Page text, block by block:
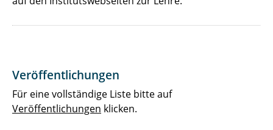
Veröffentlichungen
Für eine vollständige Liste bitte auf
Veröffentlichungen klicken.